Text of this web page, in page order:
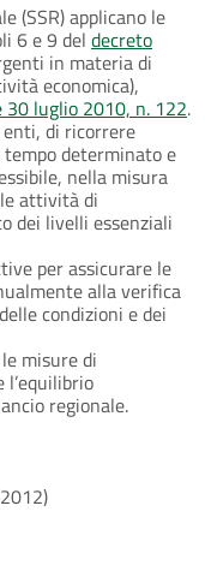
(SSR) applicano le
6 e 9 del decreto
in materia di
economica),
30 luglio 2010, n. 122.
di ricorrere
tempo determinato e
nella misura
attività di
dei livelli essenziali
per assicurare le
alla verifica
condizioni e dei
misure di
l’equilibrio
regionale.